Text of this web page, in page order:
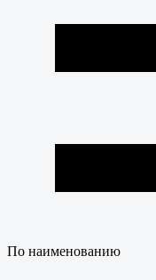
По наименованию